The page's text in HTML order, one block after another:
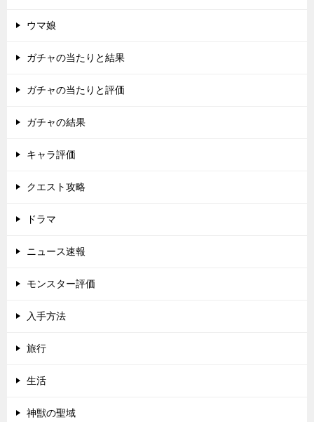
ウマ娘
ガチャの当たりと結果
ガチャの当たりと評価
ガチャの結果
キャラ評価
クエスト攻略
ドラマ
ニュース速報
モンスター評価
入手方法
旅行
生活
神獣の聖域